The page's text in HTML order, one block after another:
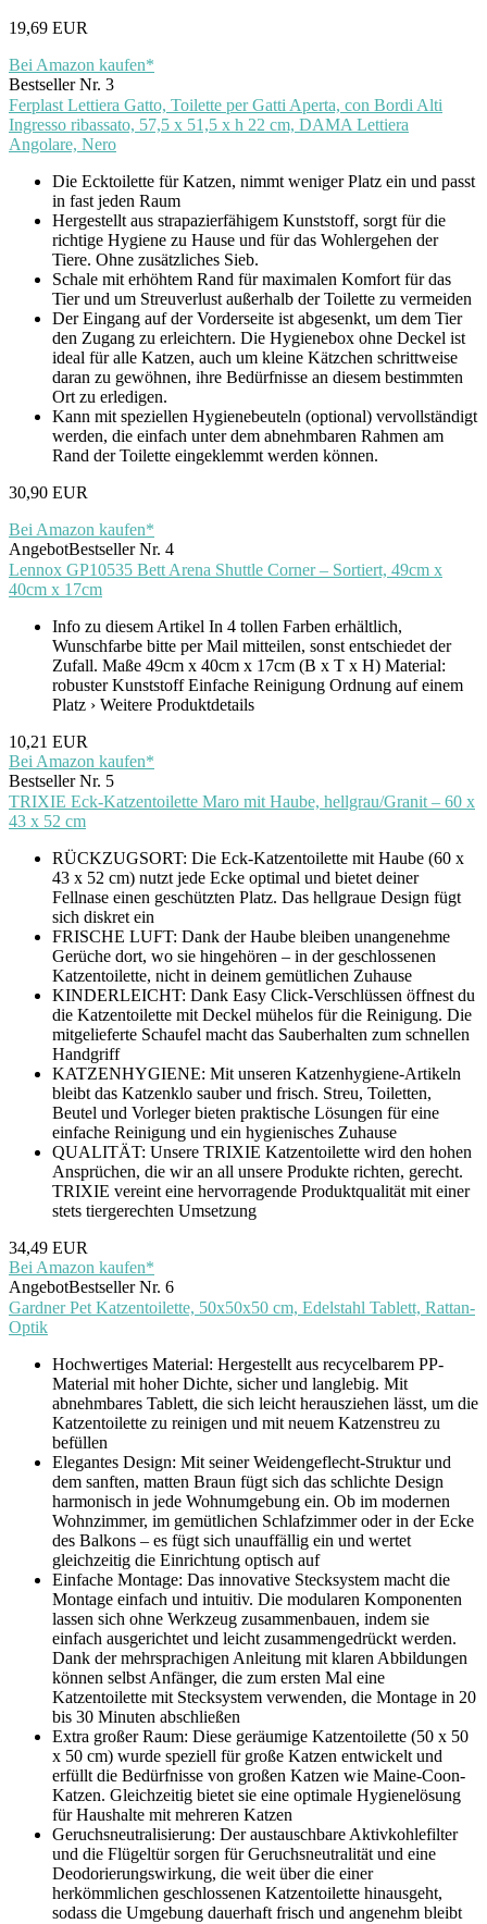
19,69 EUR
Bei Amazon kaufen*
Bestseller Nr. 3
Ferplast Lettiera Gatto, Toilette per Gatti Aperta, con Bordi Alti
Ingresso ribassato, 57,5 x 51,5 x h 22 cm, DAMA Lettiera
Angolare, Nero
Die Ecktoilette für Katzen, nimmt weniger Platz ein und passt
in fast jeden Raum
Hergestellt aus strapazierfähigem Kunststoff, sorgt für die
richtige Hygiene zu Hause und für das Wohlergehen der
Tiere. Ohne zusätzliches Sieb.
Schale mit erhöhtem Rand für maximalen Komfort für das
Tier und um Streuverlust außerhalb der Toilette zu vermeiden
Der Eingang auf der Vorderseite ist abgesenkt, um dem Tier
den Zugang zu erleichtern. Die Hygienebox ohne Deckel ist
ideal für alle Katzen, auch um kleine Kätzchen schrittweise
daran zu gewöhnen, ihre Bedürfnisse an diesem bestimmten
Ort zu erledigen.
Kann mit speziellen Hygienebeuteln (optional) vervollständigt
werden, die einfach unter dem abnehmbaren Rahmen am
Rand der Toilette eingeklemmt werden können.
30,90 EUR
Bei Amazon kaufen*
AngebotBestseller Nr. 4
Lennox GP10535 Bett Arena Shuttle Corner – Sortiert, 49cm x
40cm x 17cm
Info zu diesem Artikel In 4 tollen Farben erhältlich,
Wunschfarbe bitte per Mail mitteilen, sonst entschiedet der
Zufall. Maße 49cm x 40cm x 17cm (B x T x H) Material:
robuster Kunststoff Einfache Reinigung Ordnung auf einem
Platz › Weitere Produktdetails
10,21 EUR
Bei Amazon kaufen*
Bestseller Nr. 5
TRIXIE Eck-Katzentoilette Maro mit Haube, hellgrau/Granit – 60 x
43 x 52 cm
RÜCKZUGSORT: Die Eck-Katzentoilette mit Haube (60 x
43 x 52 cm) nutzt jede Ecke optimal und bietet deiner
Fellnase einen geschützten Platz. Das hellgraue Design fügt
sich diskret ein
FRISCHE LUFT: Dank der Haube bleiben unangenehme
Gerüche dort, wo sie hingehören – in der geschlossenen
Katzentoilette, nicht in deinem gemütlichen Zuhause
KINDERLEICHT: Dank Easy Click-Verschlüssen öffnest du
die Katzentoilette mit Deckel mühelos für die Reinigung. Die
mitgelieferte Schaufel macht das Sauberhalten zum schnellen
Handgriff
KATZENHYGIENE: Mit unseren Katzenhygiene-Artikeln
bleibt das Katzenklo sauber und frisch. Streu, Toiletten,
Beutel und Vorleger bieten praktische Lösungen für eine
einfache Reinigung und ein hygienisches Zuhause
QUALITÄT: Unsere TRIXIE Katzentoilette wird den hohen
Ansprüchen, die wir an all unsere Produkte richten, gerecht.
TRIXIE vereint eine hervorragende Produktqualität mit einer
stets tiergerechten Umsetzung
34,49 EUR
Bei Amazon kaufen*
AngebotBestseller Nr. 6
Gardner Pet Katzentoilette, 50x50x50 cm, Edelstahl Tablett, Rattan-
Optik
Hochwertiges Material: Hergestellt aus recycelbarem PP-
Material mit hoher Dichte, sicher und langlebig. Mit
abnehmbares Tablett, die sich leicht herausziehen lässt, um die
Katzentoilette zu reinigen und mit neuem Katzenstreu zu
befüllen
Elegantes Design: Mit seiner Weidengeflecht-Struktur und
dem sanften, matten Braun fügt sich das schlichte Design
harmonisch in jede Wohnumgebung ein. Ob im modernen
Wohnzimmer, im gemütlichen Schlafzimmer oder in der Ecke
des Balkons – es fügt sich unauffällig ein und wertet
gleichzeitig die Einrichtung optisch auf
Einfache Montage: Das innovative Stecksystem macht die
Montage einfach und intuitiv. Die modularen Komponenten
lassen sich ohne Werkzeug zusammenbauen, indem sie
einfach ausgerichtet und leicht zusammengedrückt werden.
Dank der mehrsprachigen Anleitung mit klaren Abbildungen
können selbst Anfänger, die zum ersten Mal eine
Katzentoilette mit Stecksystem verwenden, die Montage in 20
bis 30 Minuten abschließen
Extra großer Raum: Diese geräumige Katzentoilette (50 x 50
x 50 cm) wurde speziell für große Katzen entwickelt und
erfüllt die Bedürfnisse von großen Katzen wie Maine-Coon-
Katzen. Gleichzeitig bietet sie eine optimale Hygienelösung
für Haushalte mit mehreren Katzen
Geruchsneutralisierung: Der austauschbare Aktivkohlefilter
und die Flügeltür sorgen für Geruchsneutralität und eine
Deodorierungswirkung, die weit über die einer
herkömmlichen geschlossenen Katzentoilette hinausgeht,
sodass die Umgebung dauerhaft frisch und angenehm bleibt